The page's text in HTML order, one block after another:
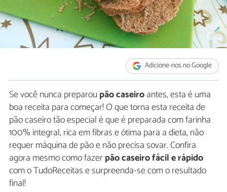
Adicione-nos no Google
Se você nunca preparoupão caseiroantes, esta é uma
boa receita para começar! O que torna esta receita de
pão caseiro tão especial é que é preparada com farinha
100% integral, rica em fibras e ótima para a dieta, não
requer máquina de pão e não precisa sovar. Confira
agora mesmo como fazerpão caseiro fácil e rápido
com o TudoReceitas e surpreenda-se com o resultado
final!